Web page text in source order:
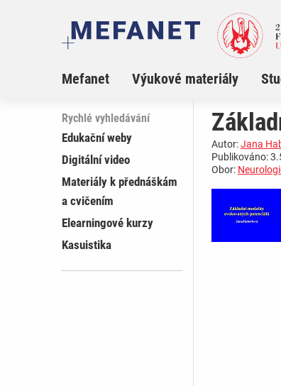
Mefanet Výukové materiály
Rychlé vyhledávání
Edukační weby
Digitální video
Materiály k přednáškám
a cvičením
Elearningové kurzy
Kasuistika
Autor:Jana
Publikováno:
Obor: